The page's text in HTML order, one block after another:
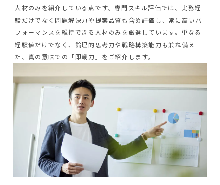
人材のみを紹介している点です。専門スキル評価では、実務経
験だけでなく問題解決力や提案品質も含め評価し、常に高いパ
フォーマンスを維持できる人材のみを厳選しています。単なる
経験値だけでなく、論理的思考力や戦略構築能力も兼ね備え
た、真の意味での「即戦力」をご紹介します。